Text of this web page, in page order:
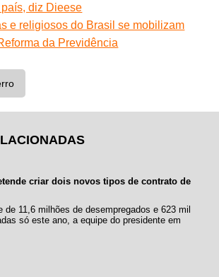
diz Dieese
e religiosos do Brasil se mobilizam
da Previdência
criar dois novos tipos de contrato de
de 11,6 milhões de desempregados e 623 mil
só este ano, a equipe do presidente em